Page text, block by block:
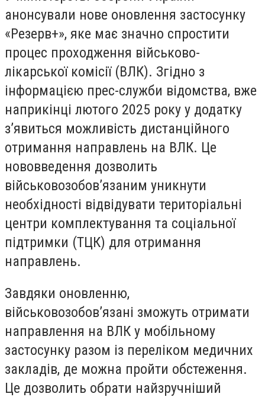
анонсували нове оновлення застосунку
«Резерв+», яке має значно спростити
процес проходження військово-
лікарської комісії (ВЛК). Згідно з
інформацією прес-служби відомства, вже
наприкінці лютого 2025 року у додатку
з’явиться можливість дистанційного
отримання направлень на ВЛК. Це
нововведення дозволить
військовозобов’язаним уникнути
необхідності відвідувати територіальні
центри комплектування та соціальної
підтримки (ТЦК) для отримання
направлень.
Завдяки оновленню,
військовозобов’язані зможуть отримати
направлення на ВЛК у мобільному
застосунку разом із переліком медичних
закладів, де можна пройти обстеження.
Це дозволить обрати найзручніший